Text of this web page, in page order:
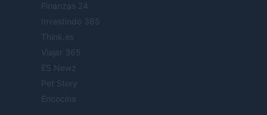
Finanzas 24
Investindo 365
Think.es
Viajar 365
ES Newz
Pet Story
Encocina